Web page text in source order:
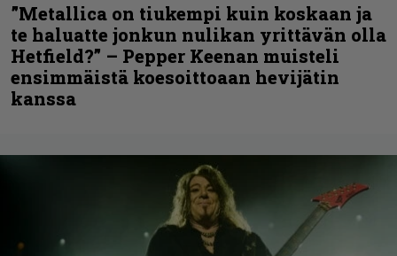
”Metallica on tiukempi kuin koskaan ja
te haluatte jonkun nulikan yrittävän olla
Hetfield?” – Pepper Keenan muisteli
ensimmäistä koesoittoaan hevijätin
kanssa